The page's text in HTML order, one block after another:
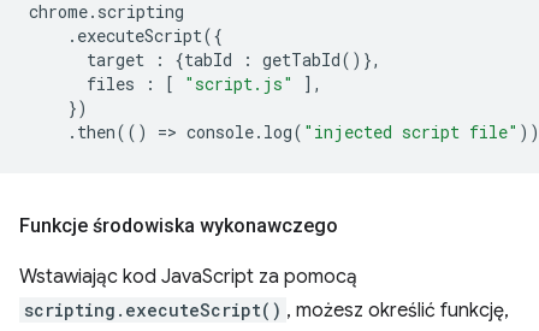
chrome. scripting
. executeScript({
target
: {tabId : getTabId()},
files
: [ "script.js"
],
})
. then(() => console. log( "injected script file"
Funkcje środowiska wykonawczego
Wstawiając kod JavaScript za pomocą
scripting.executeScript() , możesz określić funkcję,